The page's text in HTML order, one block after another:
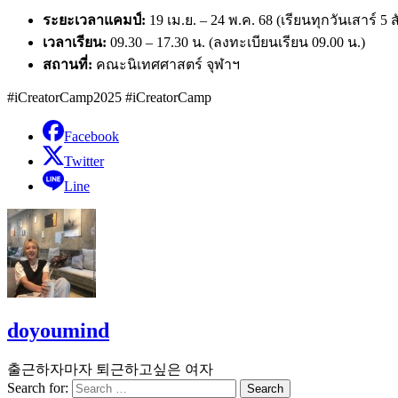
ระยะเวลาแคมป์: 19 เม.ย. – 24 พ.ค. 68 (เรียนทุกวันเสาร์ 5
เวลาเรียน: 09.30 – 17.30 น. (ลงทะเบียนเรียน 09.00 น.)
สถานที่: คณะนิเทศศาสตร์ จุฬาฯ
#iCreatorCamp2025 #iCreatorCamp
Facebook
Twitter
Line
doyoumind
출근하자마자 퇴근하고싶은 여자
Search for: